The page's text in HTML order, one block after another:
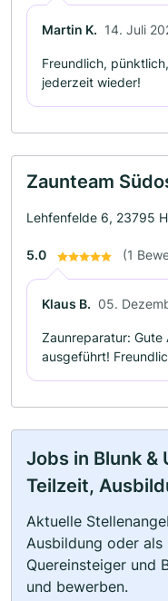
Martin K. 14. Juli
Freundlich,
jederzeit wieder!
Zaunteam
Lehfenfelde 6, 23795
5.0 (1
Klaus B. 05.
Zaunreparatur: Gute
ausgeführt!
Jobs in Blunk &
Teilzeit,
Aktuelle
Ausbildung oder
Quereinsteiger und
und bewerben.